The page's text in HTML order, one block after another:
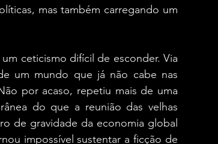
mas também carregando um
ceticismo difícil de esconder. Via
um mundo que já não cabe nas
por acaso, repetiu mais de uma
do que a reunião das velhas
de gravidade da economia global
impossível sustentar a ficção de